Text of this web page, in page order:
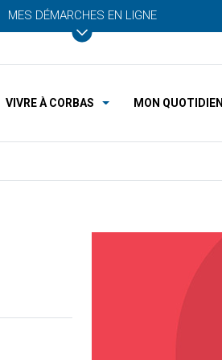
MES DÉMARCHES EN LIGNE
VIVRE À CORBAS MON QUOTIDIEN